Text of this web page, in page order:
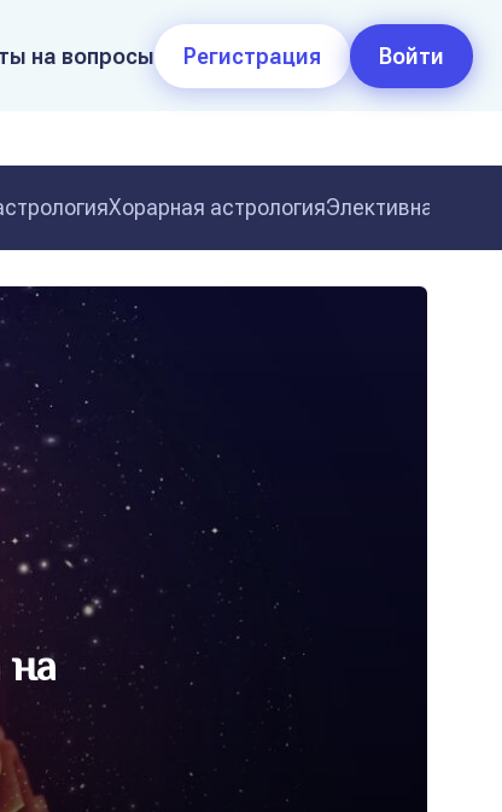
на вопросы Регистрация Войти
Хорарная астрологияЭлективная
на